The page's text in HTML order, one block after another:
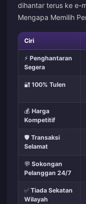
dihantar terus ke e-
Mengapa Memilih
Ciri
⚡Penghantaran
Segera
🔐100% Tulen
💰Harga
Kompetitif
🛡️Transaksi
Selamat
💬Sokongan
Pelanggan 24/7
✅Tiada Sekatan
Wilayah